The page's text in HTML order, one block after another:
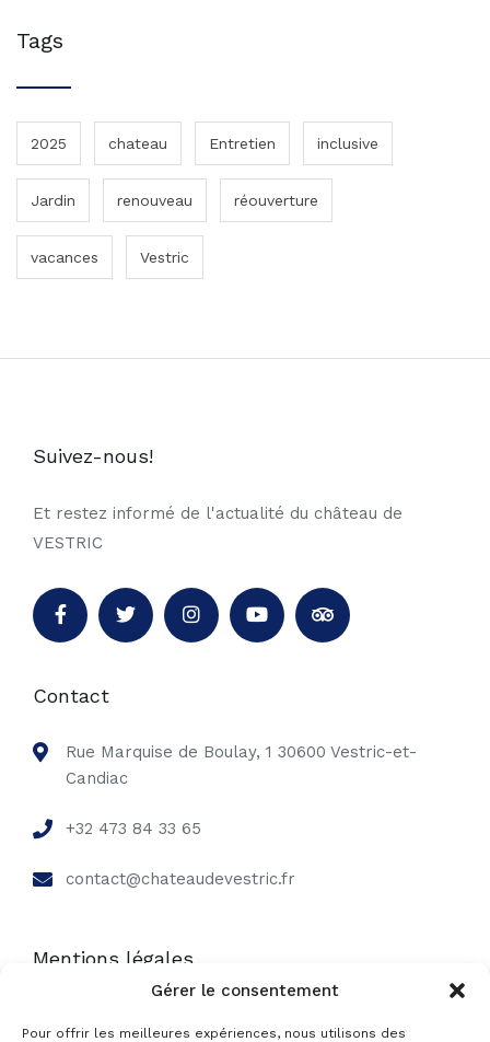
Gérer le consentement
Pour offrir les meilleures expériences, nous utilisons des
Tags
2025 chateau Entretien inclusive
Jardin renouveau réouverture
vacances Vestric
Suivez-nous!
Et restez informé de l'actualité du château de
VESTRIC
Contact
Rue Marquise de Boulay, 1 30600 Vestric-et-
Candiac
+32 473 84 33 65
contact@chateaudevestric.fr
Mentions légales
Mentions légales